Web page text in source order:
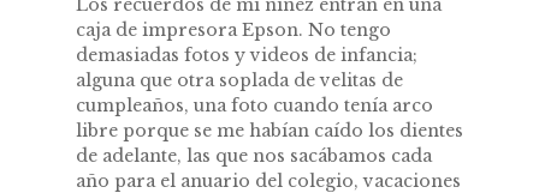
Los recuerdos de mi niñez entran en una
caja de impresora Epson. No tengo
demasiadas fotos y videos de infancia;
alguna que otra soplada de velitas de
cumpleaños, una foto cuando tenía arco
libre porque se me habían caído los dientes
de adelante, las que nos sacábamos cada
año para el anuario del colegio, vacaciones